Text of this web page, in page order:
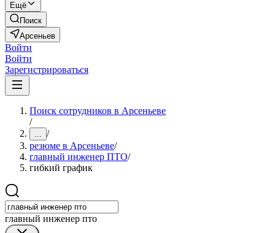
Ещё
Поиск
Арсеньев
Войти
Войти
Зарегистрироваться
Поиск сотрудников в Арсеньеве
/
... /
резюме в Арсеньеве/
главный инженер ПТО/
гибкий график
главный инженер пто